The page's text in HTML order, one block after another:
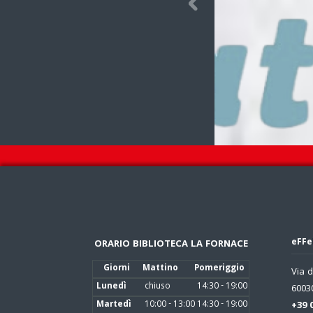
per scrittori e fotografi Biblioteca La
ORARIO BIBLIOTECA LA FORNACE
Giorni Mattino
Pomeriggio
Lunedì
chiuso
14:30 - 19:00
Martedì
10:00 - 13:0014:30 - 19:00
Via
+39